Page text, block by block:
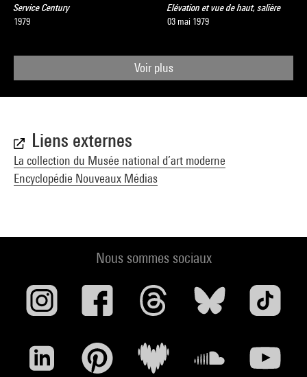
Service Century
1979
Elévation et vue de haut, salière
03 mai 1979
Voir plus
Liens externes
La collection du Musée national d’art moderne
Encyclopédie Nouveaux Médias
Nous sommes sociaux